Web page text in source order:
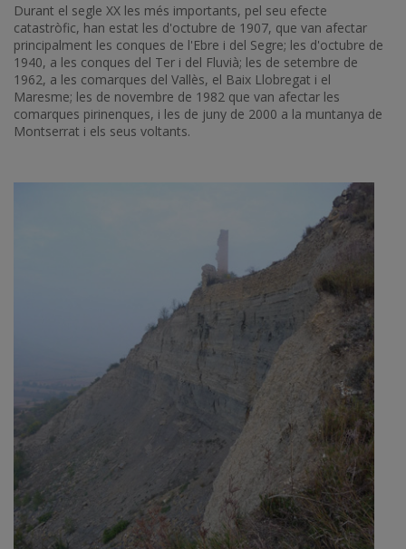
Durant el segle XX les més importants, pel seu efecte
catastròfic, han estat les d'octubre de 1907, que van afectar
principalment les conques de l'Ebre i del Segre; les d'octubre de
1940, a les conques del Ter i del Fluvià; les de setembre de
1962, a les comarques del Vallès, el Baix Llobregat i el
Maresme; les de novembre de 1982 que van afectar les
comarques pirinenques, i les de juny de 2000 a la muntanya de
Montserrat i els seus voltants.